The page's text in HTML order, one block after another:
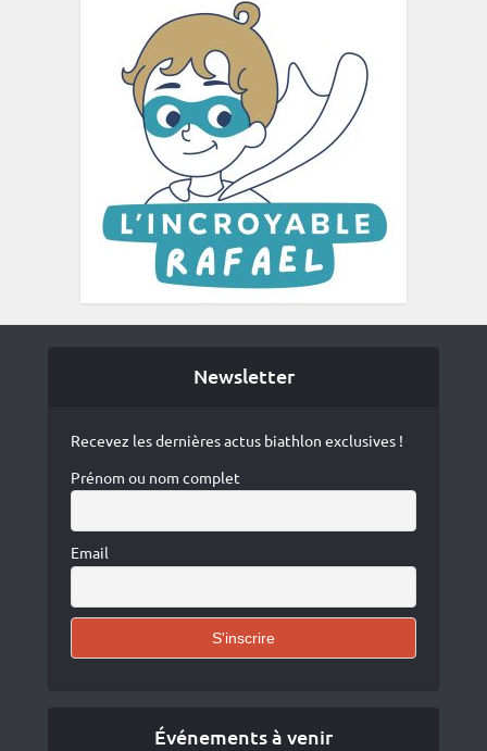
Newsletter
Recevez les dernières actus biathlon exclusives !
Prénom ou nom complet
Email
Événements à venir